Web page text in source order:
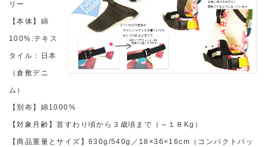
リー
【本体】綿
100%:テキス
タイル：日本
（倉敷デニ
ム）
【別布】綿1000%
【対象月齢】首すわり頃から３歳頃まで（～１８Kg）
【商品重量とサイズ】630g/540g／18×36×16cm（コンパクトバッ